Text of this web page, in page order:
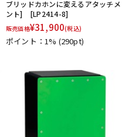
ブリッドカホンに変えるアタッチメ
ント] [LP2414-8]
販売価格¥31,900(税込)
ポイント：1% (290pt)